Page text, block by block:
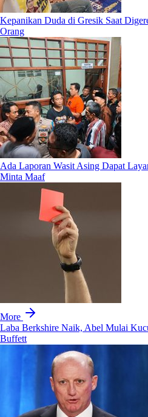
Kepanikan Duda di Gresik Saat
Orang
Ada Laporan Wasit Asing Dapat
Minta Maaf
More
Laba Berkshire Naik, Abel Mulai
Buffett